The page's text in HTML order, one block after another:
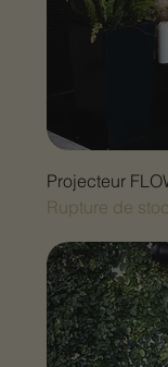
Projecteur
Rupture de